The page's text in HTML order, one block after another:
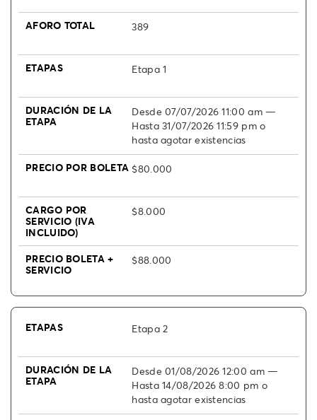
389
Etapa 1
Desde 07/07/2026 11:00 am —
Hasta 31/07/2026 11:59 pm o
hasta agotar existencias
$80.000
$8.000
$88.000
Etapa 2
Desde 01/08/2026 12:00 am —
Hasta 14/08/2026 8:00 pm o
hasta agotar existencias